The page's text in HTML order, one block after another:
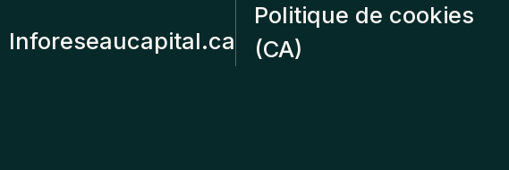
Inforeseaucapital.ca
Politique de cookies
(CA)